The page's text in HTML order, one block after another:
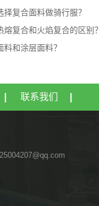
择复合面料做骑行服？
复合和火焰复合的区别？
和涂层面料？
联系我们